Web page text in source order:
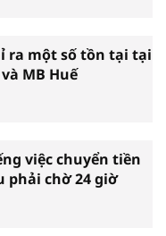
ra một số tồn tại tại
MB Huế
việc chuyển tiền
phải chờ 24 giờ